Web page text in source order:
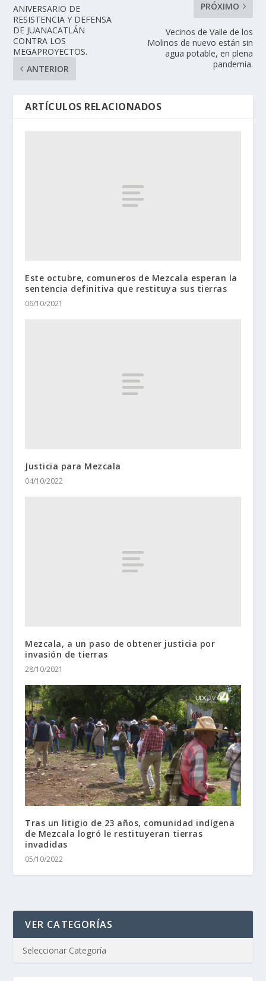
ANIVERSARIO DE
RESISTENCIA Y DEFENSA
DE JUANACATLÁN
CONTRA LOS
MEGAPROYECTOS.
ANTERIOR
PRÓXIMO
Vecinos de Valle de los
Molinos de nuevo están sin
agua potable, en plena
pandemia.
ARTÍCULOS RELACIONADOS
Este octubre, comuneros de Mezcala esperan la
sentencia definitiva que restituya sus tierras
06/10/2021
Justicia para Mezcala
04/10/2022
Mezcala, a un paso de obtener justicia por
invasión de tierras
28/10/2021
Tras un litigio de 23 años, comunidad indígena
de Mezcala logró le restituyeran tierras
invadidas
05/10/2022
VER CATEGORÍAS